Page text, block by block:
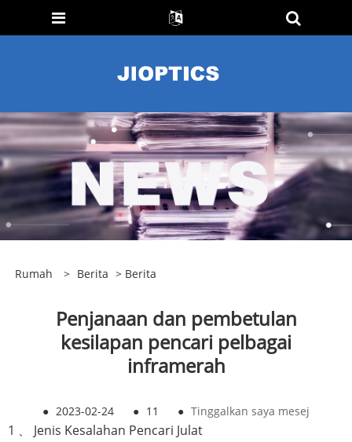
Rumah > Berita > Berita
Penjanaan dan pembetulan
kesilapan pencari pelbagai
inframerah
● 2023-02-24 ● 11 ● Tinggalkan saya mesej
1 、 Jenis Kesalahan Pencari Julat